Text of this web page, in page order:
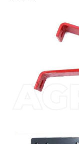
Tornado
Tre Spade